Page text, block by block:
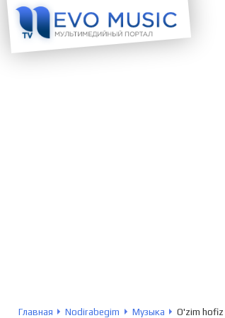
Главная Nodirabegim Музыка O'zim hofiz